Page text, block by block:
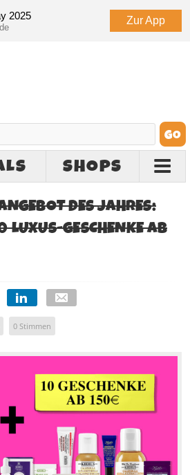
2025 Zur App
SHOPS
DES JAHRES:
LUXUS-GESCHENKE AB
0 Stimmen